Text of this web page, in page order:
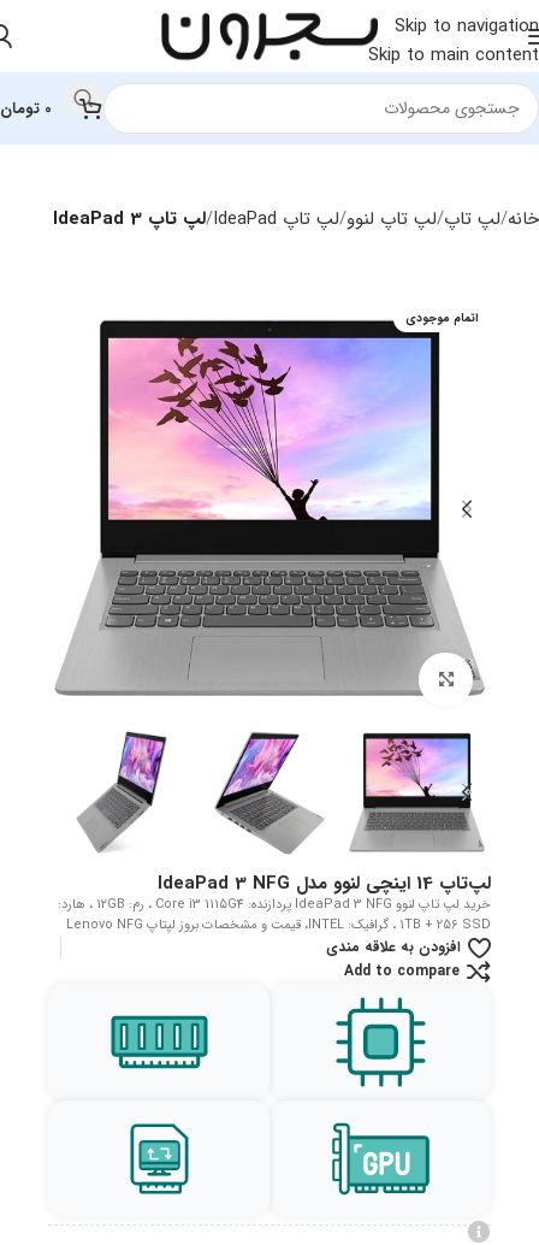
Skip to navigation
Skip to main content
0 تومان
خانه لپ تاپ لپ‌ تاپ لنوو لپ تاپ IdeaPad لپ تاپ IdeaPad 3
اتمام موجودی
بزرگنمایی تصویر
لپ‌تاپ 14 اینچی لنوو مدل IdeaPad 3 NFG
خرید لپ تاپ لنوو IdeaPad 3 NFG پردازنده: Core i3 1115G4 ، رم: 12GB ، هارد:
1TB + 256 SSD ، گرافیک: INTEL، قیمت و مشخصات بروز لپتاپ Lenovo NFG
افزودن به علاقه مندی
Add to compare